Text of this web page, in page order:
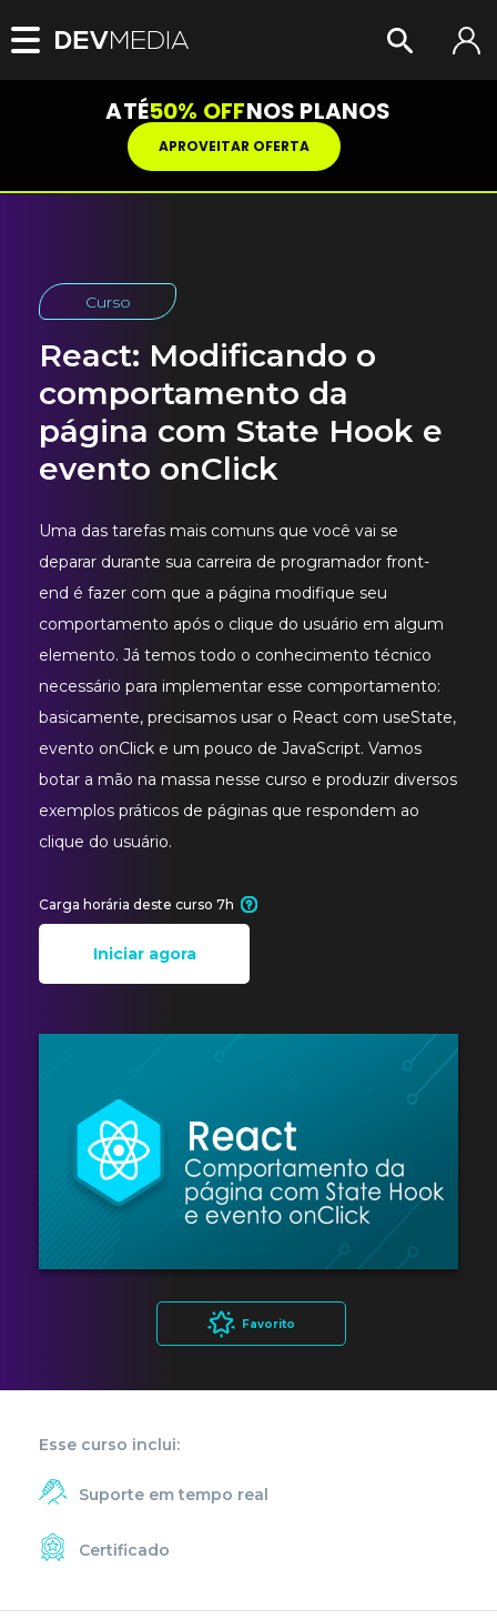
ATÉ50% OFFNOS PLANOS
APROVEITAR OFERTA
Curso
React: Modificando o
comportamento da
página com State Hook e
evento onClick
Uma das tarefas mais comuns que você vai se
deparar durante sua carreira de programador front-
end é fazer com que a página modifique seu
comportamento após o clique do usuário em algum
elemento. Já temos todo o conhecimento técnico
necessário para implementar esse comportamento:
basicamente, precisamos usar o React com useState,
evento onClick e um pouco de JavaScript. Vamos
botar a mão na massa nesse curso e produzir diversos
exemplos práticos de páginas que respondem ao
clique do usuário.
Iniciar agora
Carga horária deste curso 7h
Favorito
Esse curso inclui:
Suporte em tempo real
Certificado